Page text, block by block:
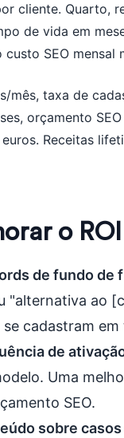
cliente. Quarto,
de vida em
SEO mensal
mês, taxa de
orçamento
Receitas
o
de fundo de
"alternativa ao
se cadastram
de
Uma
SEO.
sobre